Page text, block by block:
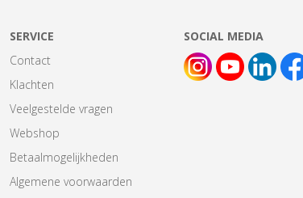
SERVICE
Contact
Klachten
Veelgestelde vragen
Webshop
Betaalmogelijkheden
Algemene voorwaarden
SOCIAL MEDIA